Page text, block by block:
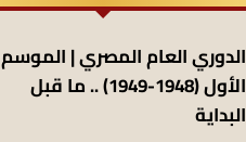
الدوري العام المصري | الموسم
الأول (1948-1949) .. ما قبل
البداية